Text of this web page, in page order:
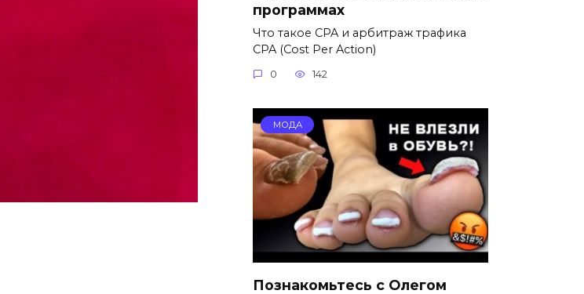
программах
Что такое CPA и арбитраж трафика
CPA (Cost Per Action)
0 142
МОДА
Познакомьтесь с Олегом